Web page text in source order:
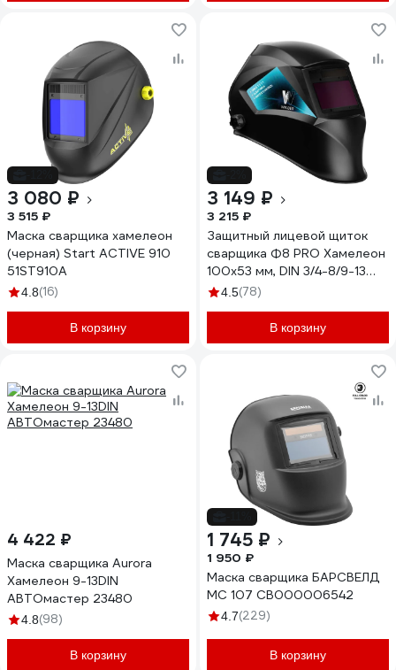
3 080 ₽
3 515 ₽
Маска сварщика хамелеон
(черная) Start ACTIVE 910
51ST910A
4.8(16)
В корзину
3 149 ₽
3 215 ₽
Защитный лицевой щиток
сварщика Ф8 PRO Хамелеон
100x53 мм, DIN 3/4-8/9-13
(Внут. регул) в коробка Ч/Б
4.5(78)
В корзину
4 422 ₽
Маска сварщика Aurora
Хамелеон 9-13DIN
АВТОмастер 23480
4.8(98)
В корзину
1 745 ₽
1 950 ₽
Маска сварщика БАРСВЕЛД
МС 107 СВ000006542
4.7(229)
В корзину